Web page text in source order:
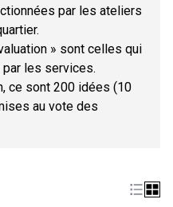
par les ateliers
» sont celles qui
les services.
ce sont 200 idées (10
au vote des